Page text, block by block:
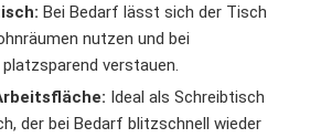
Bei Bedarf lässt sich der Tisch
nutzen und bei
verstauen.
Ideal als Schreibtisch
der bei Bedarf blitzschnell wieder